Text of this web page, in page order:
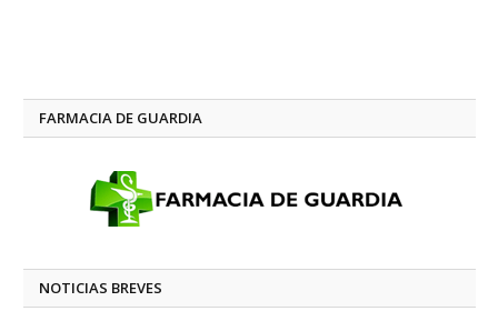
FARMACIA DE GUARDIA
NOTICIAS BREVES